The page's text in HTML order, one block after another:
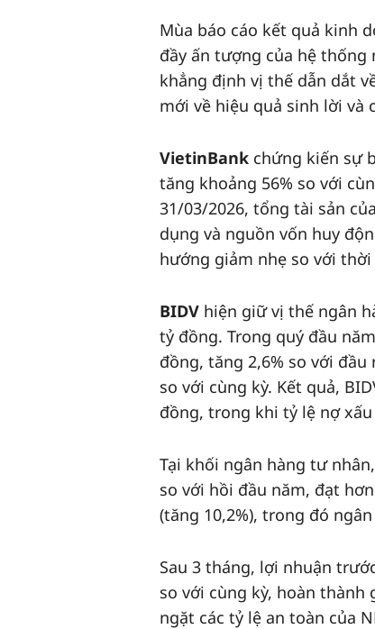
Mùa báo cáo kết quả kinh
đầy ấn tượng của hệ thống
khẳng định vị thế dẫn dắt
mới về hiệu quả sinh lời và
VietinBank chứng kiến sự
tăng khoảng 56% so với
31/03/2026, tổng tài sản
dụng và nguồn vốn huy
hướng giảm nhẹ so với
BIDV hiện giữ vị thế ngân
tỷ đồng. Trong quý đầu
đồng, tăng 2,6% so với
so với cùng kỳ. Kết quả,
đồng, trong khi tỷ lệ nợ
Tại khối ngân hàng tư nhân,
so với hồi đầu năm, đạt
(tăng 10,2%), trong đó
Sau 3 tháng, lợi nhuận
so với cùng kỳ, hoàn thành
ngặt các tỷ lệ an toàn của